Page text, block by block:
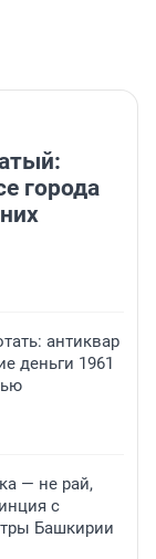
города
антиквар
деньги 1961
— не рай,
с
Башкирии